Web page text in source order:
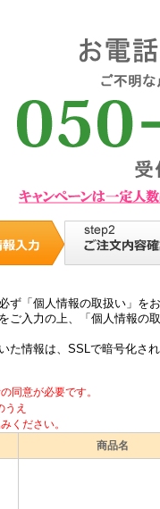
ず「個人情報の取扱い」を
ご入力の上、「個人情報の
た情報は、SSLで暗号化され
同意が必要です。
うえ
ください。
商品名